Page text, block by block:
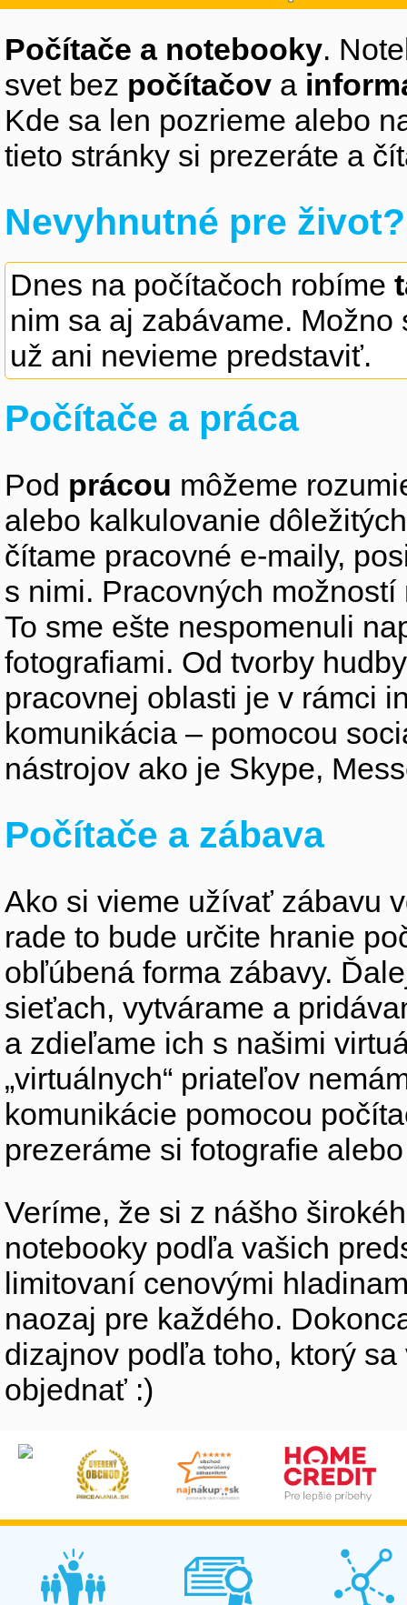
Počítače a notebooky.
svet bez počítačov a
Kde sa len pozrieme alebo
tieto stránky si prezeráte a
Nevyhnutné pre život?
Dnes na počítačoch robíme
nim sa aj zabávame.
už ani nevieme predstaviť.
Počítače a práca
Pod prácou môžeme
alebo kalkulovanie
čítame pracovné e-maily,
s nimi. Pracovných
To sme ešte nespomenuli
fotografiami. Od tvorby
pracovnej oblasti je v rámci
komunikácia – pomocou
nástrojov ako je Skype,
Počítače a zábava
Ako si vieme užívať zábavu
rade to bude určite hranie
obľúbená forma zábavy.
sieťach, vytvárame a
a zdieľame ich s našimi
„virtuálnych“ priateľov
komunikácie pomocou
prezeráme si fotografie
Veríme, že si z nášho
notebooky podľa vašich
limitovaní cenovými
naozaj pre každého.
dizajnov podľa toho, ktorý
objednať :)